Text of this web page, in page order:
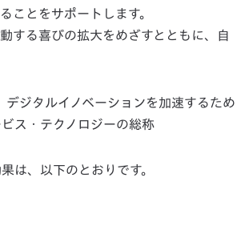
ことをサポートします。
する喜びの拡大をめざすとともに、自
ジタルイノベーションを加速するため
ス・テクノロジーの総称
は、以下のとおりです。